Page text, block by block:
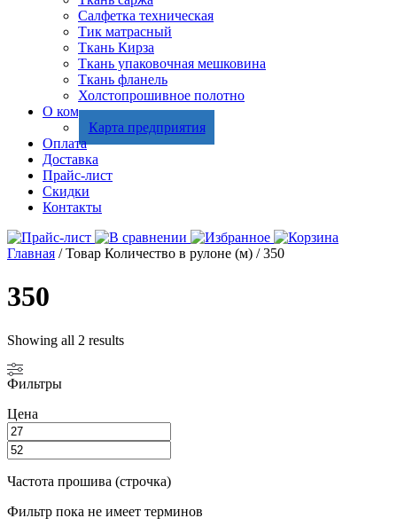
Салфетка техническая
Тик матрасный
Ткань Кирза
Ткань упаковочная мешковина
Ткань фланель
Холстопрошивное полотно
О компании
Карта предприятия
Оплата
Доставка
Прайс-лист
Скидки
Контакты
Главная / Товар Количество в рулоне (м) / 350
350
Showing all 2 results
Фильтры
Цена
Частота прошива (строчка)
Фильтр пока не имеет терминов